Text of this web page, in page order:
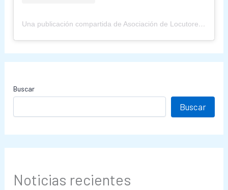
Una publicación compartida de Asociación de Locutores (@alpuuruguay)
Buscar
Buscar
Noticias recientes